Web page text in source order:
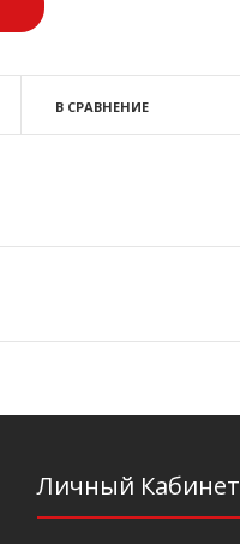
В СРАВНЕНИЕ
Личный Кабинет